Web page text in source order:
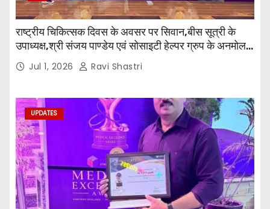
राष्ट्रीय चिकित्सक दिवस के अवसर पर सिवान,बीस सूत्री के
उपाध्यक्ष,श्री संजय पाण्डेय एवं सोसाइटी हेल्पर ग्रुप के अनमोल
जी तथा इनर व्हील क्लब की अध्यक्षा श्रीमती आरती अलोक वर्मा
एवं उनकी टीम द्वारा महाविद्यालय के प्राचार्य डॉ. सुधांशु शेखर
Jul 1, 2026 Ravi Shastri
UPDATES